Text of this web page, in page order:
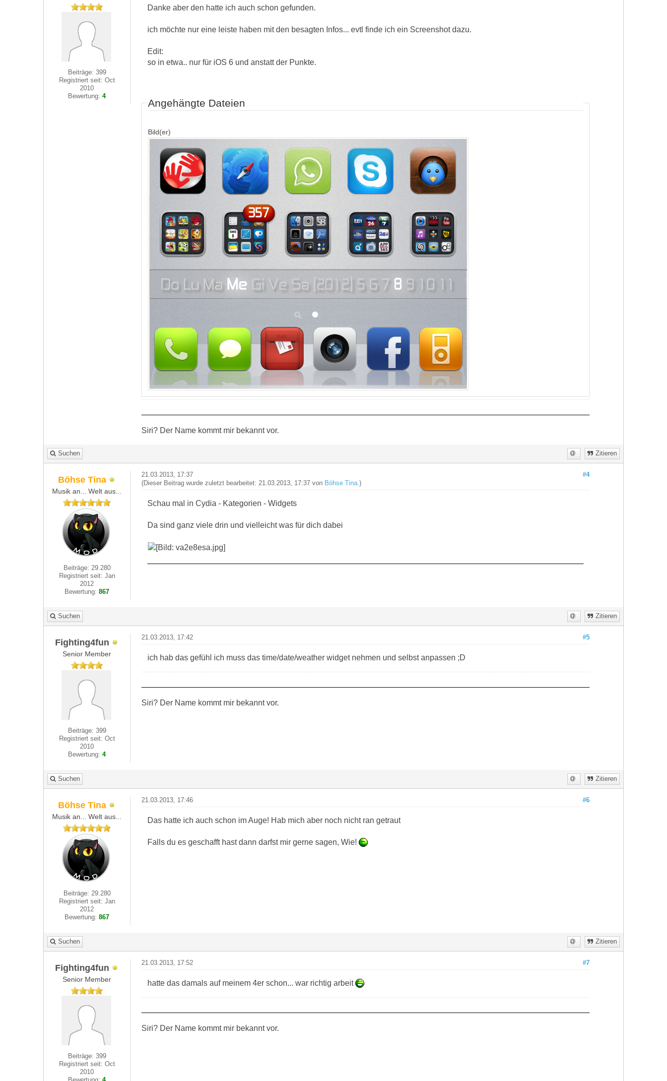
Beiträge: 399
Registriert seit: Oct
2010
Bewertung:4
Danke aber den hatte ich auch schon gefunden.
ich möchte nur eine leiste haben mit den besagten Infos... evtl finde ich ein Screenshot dazu.
Edit:
so in etwa.. nur für iOS 6 und anstatt der Punkte.
Angehängte Dateien
Bild(er)
Siri? Der Name kommt mir bekannt vor.
Suchen Zitieren
Böhse Tina
Musik an... Welt aus...
Beiträge: 29.280
Registriert seit: Jan
2012
Bewertung:867
#4
21.03.2013, 17:37
(Dieser Beitrag wurde zuletzt bearbeitet: 21.03.2013, 17:37 von Böhse Tina.)
Schau mal in Cydia - Kategorien - Widgets
Da sind ganz viele drin und vielleicht was für dich dabei
Suchen Zitieren
Fighting4fun
Senior Member
Beiträge: 399
Registriert seit: Oct
2010
Bewertung:4
#5
21.03.2013, 17:42
ich hab das gefühl ich muss das time/date/weather widget nehmen und selbst anpassen ;D
Siri? Der Name kommt mir bekannt vor.
Suchen Zitieren
Böhse Tina
Musik an... Welt aus...
Beiträge: 29.280
Registriert seit: Jan
2012
Bewertung:867
#6
21.03.2013, 17:46
Das hatte ich auch schon im Auge! Hab mich aber noch nicht ran getraut
Falls du es geschafft hast dann darfst mir gerne sagen, Wie!
Suchen Zitieren
Fighting4fun
Senior Member
Beiträge: 399
Registriert seit: Oct
2010
#7
21.03.2013, 17:52
hatte das damals auf meinem 4er schon... war richtig arbeit
Siri? Der Name kommt mir bekannt vor.